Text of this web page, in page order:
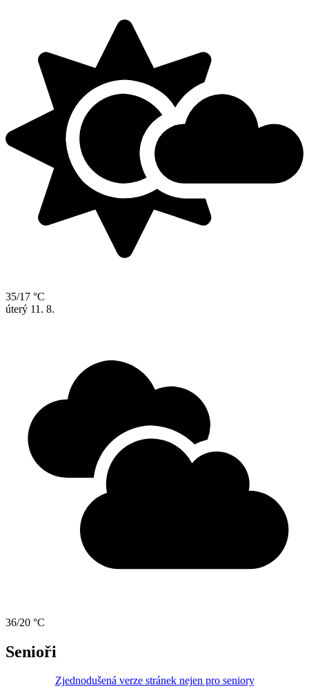
35/17 °C
úterý 11. 8.
36/20 °C
Senioři
Zjednodušená verze stránek nejen pro seniory